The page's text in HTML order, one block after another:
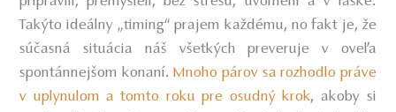
Takýto ideálny „timing“ prajem každému, no fakt je, že
súčasná situácia náš všetkých preveruje v oveľa
spontánnejšom konaní. Mnoho párov sa rozhodlo práve
v uplynulom a tomto roku pre osudný krok,akoby si